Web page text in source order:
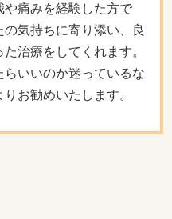
や痛みを経験した方で
気持ちに寄り添い、良
治療をしてくれます。
いいのか迷っているな
お勧めいたします。